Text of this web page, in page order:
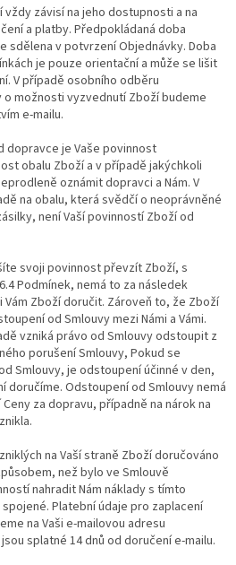
vždy závisí na jeho dostupnosti a na
a platby. Předpokládaná doba
sdělena v potvrzení Objednávky. Doba
je pouze orientační a může se lišit
V případě osobního odběru
o možnosti vyzvednutí Zboží budeme
e-mailu.
dopravce je Vaše povinnost
obalu Zboží a v případě jakýchkoli
oznámit dopravci a Nám. V
na obalu, která svědčí o neoprávněné
není Vaší povinností Zboží od
svoji povinnost převzít Zboží, s
Podmínek, nemá to za následek
Zboží doručit. Zároveň to, že Zboží
od Smlouvy mezi Námi a Vámi.
vzniká právo od Smlouvy odstoupit z
porušení Smlouvy, Pokud se
Smlouvy, je odstoupení účinné v den,
doručíme. Odstoupení od Smlouvy nemá
za dopravu, případně na nárok na
na Vaší straně Zboží doručováno
než bylo ve Smlouvě
nahradit Nám náklady s tímto
Platební údaje pro zaplacení
na Vaši e-mailovou adresu
splatné 14 dnů od doručení e-mailu.